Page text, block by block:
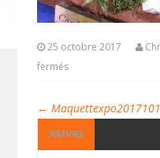
25 octobre 2017
fermés
←
AMV83